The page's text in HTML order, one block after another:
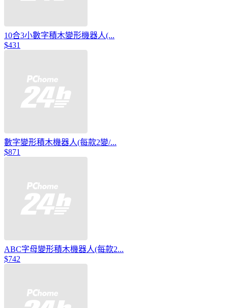
10合3小數字積木變形機器人(...
$431
數字變形積木機器人(每款2變/...
$871
ABC字母變形積木機器人(每款2...
$742